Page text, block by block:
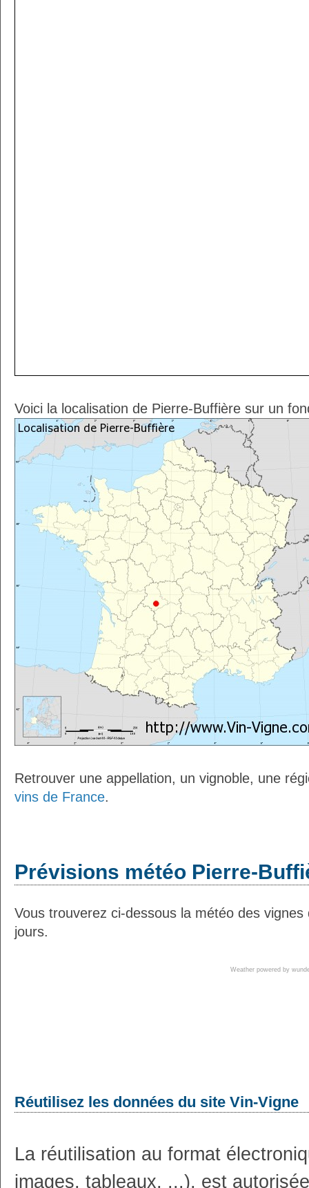
Voici la localisation de Pierre-Buffière sur un
Retrouver une appellation, un vignoble, une
vins de France.
Prévisions météo Pierre-
Vous trouverez ci-dessous la météo des
jours.
Weather powered by
Réutilisez les données du site Vin-Vigne
La réutilisation au format
images, tableaux, ...), est